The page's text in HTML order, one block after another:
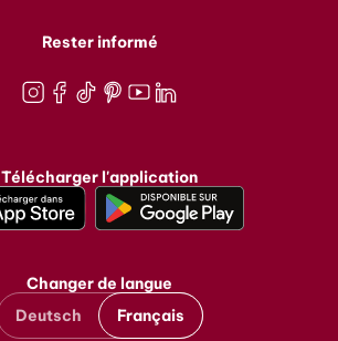
Rester informé
Télécharger l'application
Changer de langue
Deutsch
Français